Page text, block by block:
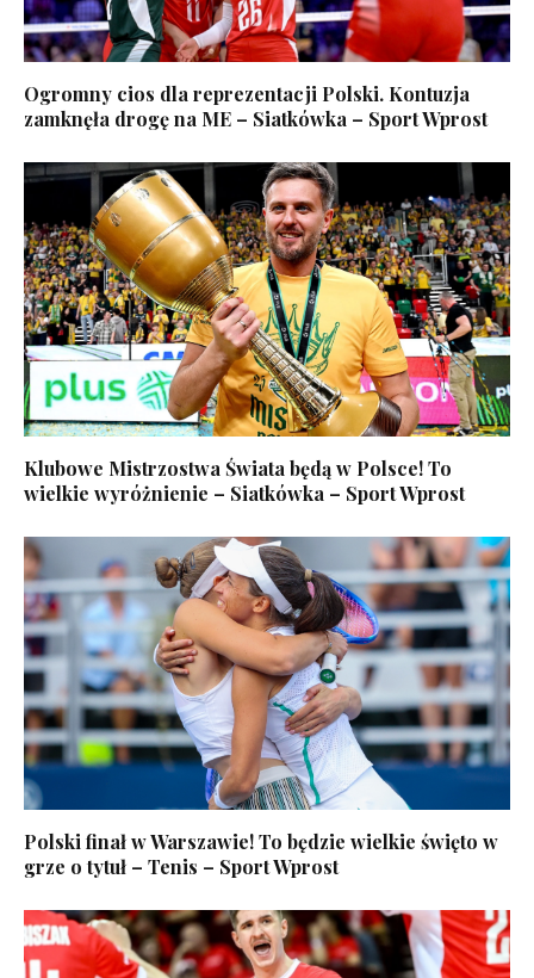
Ogromny cios dla reprezentacji Polski. Kontuzja
zamknęła drogę na ME – Siatkówka – Sport Wprost
Klubowe Mistrzostwa Świata będą w Polsce! To
wielkie wyróżnienie – Siatkówka – Sport Wprost
Polski finał w Warszawie! To będzie wielkie święto w
grze o tytuł – Tenis – Sport Wprost